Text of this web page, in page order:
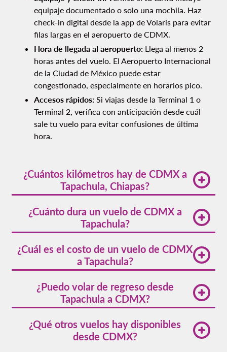
equipaje documentado o solo una mochila. Haz
check-in digital desde la app de Volaris para evitar
filas largas en el aeropuerto de CDMX.
Hora de llegada al aeropuerto: Llega al menos 2
horas antes del vuelo. El Aeropuerto Internacional
de la Ciudad de México puede estar
congestionado, especialmente en horarios pico.
Accesos rápidos: Si viajas desde la Terminal 1 o
Terminal 2, verifica con anticipación desde cuál
sale tu vuelo para evitar confusiones de última
hora.
¿Cuántos kilómetros hay de CDMX a
Tapachula, Chiapas?
aproximadamente 1,020 kilómetros en línea recta.
¿Cuánto dura un vuelo de CDMX a
Tapachula?
minutos, aunque puede variar según condiciones
climáticas y tráfico aéreo.
¿Cuál es el costo de un vuelo de CDMX
a Tapachula?
Volaris inicia desde $672 MXN en tarifa básica. Los
precios varían según temporada y anticipación de
compra.
¿Puedo volar de regreso desde
Tapachula a CDMX?
de regreso diarios y con horarios flexibles.
¿Qué otros vuelos hay disponibles
desde CDMX?